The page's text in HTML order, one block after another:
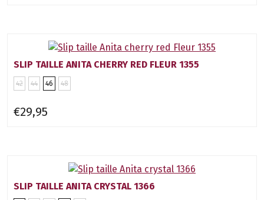
SLIP TAILLE ANITA CHERRY RED FLEUR 1355
42 44 46 48
€29,95
SLIP TAILLE ANITA CRYSTAL 1366